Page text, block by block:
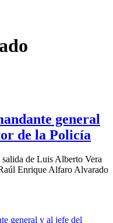
general
de la Policía
de Luis Alberto Vera
Enrique Alfaro Alvarado